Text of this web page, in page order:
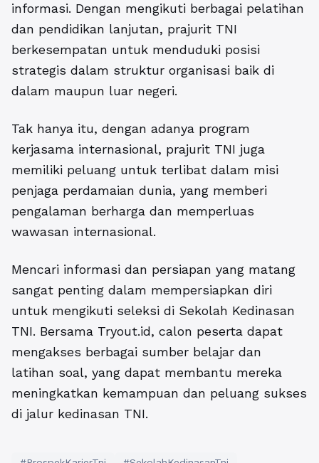
informasi. Dengan mengikuti berbagai pelatihan
dan pendidikan lanjutan, prajurit TNI
berkesempatan untuk menduduki posisi
strategis dalam struktur organisasi baik di
dalam maupun luar negeri.
Tak hanya itu, dengan adanya program
kerjasama internasional, prajurit TNI juga
memiliki peluang untuk terlibat dalam misi
penjaga perdamaian dunia, yang memberi
pengalaman berharga dan memperluas
wawasan internasional.
Mencari informasi dan persiapan yang matang
sangat penting dalam mempersiapkan diri
untuk mengikuti seleksi di Sekolah Kedinasan
TNI. Bersama Tryout.id, calon peserta dapat
mengakses berbagai sumber belajar dan
latihan soal, yang dapat membantu mereka
meningkatkan kemampuan dan peluang sukses
di jalur kedinasan TNI.